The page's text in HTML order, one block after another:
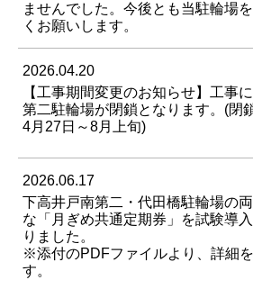
ませんでした。今後とも当駐輪場
くお願いします。
2026.04.20
【工事期間変更のお知らせ】工事
第二駐輪場が閉鎖となります。(閉
4月27日～8月上旬)
2026.06.17
下高井戸南第二・代田橋駐輪場の
な「月ぎめ共通定期券」を試験導
りました。
※添付のPDFファイルより、詳細
す。